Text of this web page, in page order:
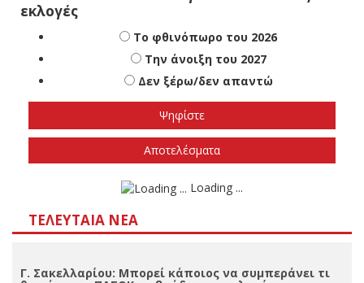
Πότε πιστεύετε ότι θα γίνουν οι εθνικές
εκλογές
Το φθινόπωρο του 2026
Την άνοιξη του 2027
Δεν ξέρω/δεν απαντώ